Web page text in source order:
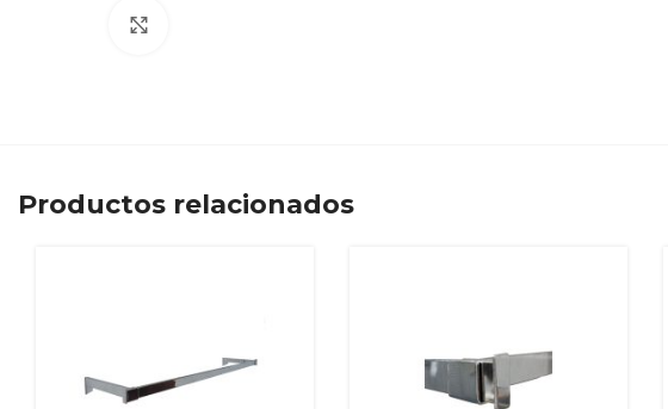
Productos relacionados